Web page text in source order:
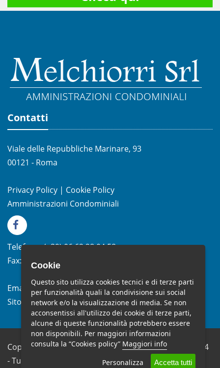
Contatti
Viale delle Repubbliche Marinare, 93
00121 - Roma
Privacy Policy | Cookie Policy
Amministrazioni Condominiali
Telefono:(+39)06.62.28.04.58
Fax:
(+39) 06.99.33.19.10
Email: info@studiomelchiorri.it
Sito Web:www.stmelchiorri.it
Copyright © Studio Melchiorri SRL - P.IVA 10682651004
- Tutti i diritti riservati.
Cookie
Questo sito utilizza cookies tecnici e di terze parti
per funzionalità quali la condivisione sui social
network e/o la visualizzazione di media. Se non
acconsentissi all'utilizzo dei cookie di terze parti,
alcune di queste funzionalità potrebbero essere
non disponibili. Per maggiori informazioni
consulta la “Cookies policy” Maggiori info
Personalizza
Accetta tutti